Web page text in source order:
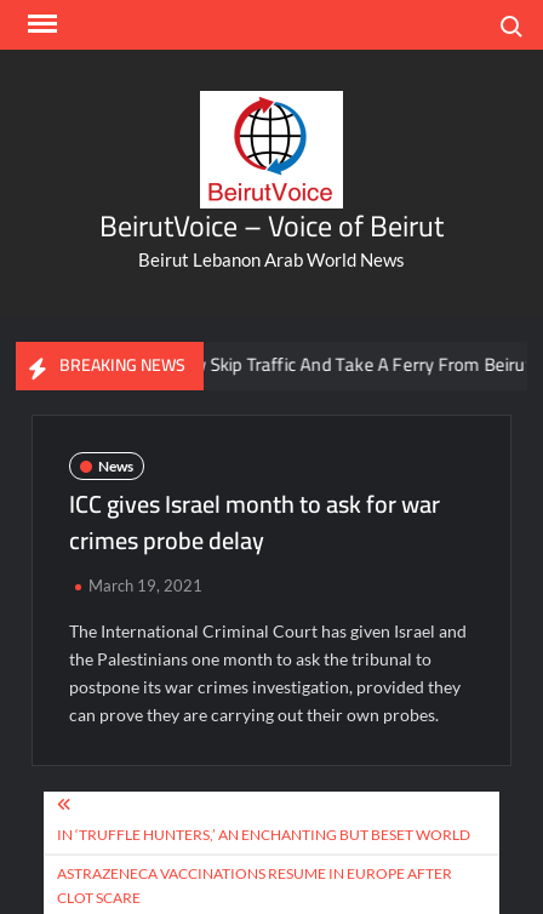
Skip
BeirutVoice – Voice of Beirut
Beirut Lebanon Arab World News
BREAKING NEWS
You Can Now Skip Traffic And Take A Ferry From Beirut To
News
ICC gives Israel month to ask for war
crimes probe delay
March 19, 2021
The International Criminal Court has given Israel and
the Palestinians one month to ask the tribunal to
postpone its war crimes investigation, provided they
can prove they are carrying out their own probes.
Post
navigation
IN ‘TRUFFLE HUNTERS,’ AN ENCHANTING BUT BESET WORLD
ASTRAZENECA VACCINATIONS RESUME IN EUROPE AFTER
CLOT SCARE